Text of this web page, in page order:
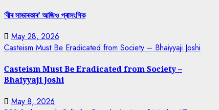
‘বীৰ সাভাৰকাৰ’ আজিও প্ৰাসংগিক
May 28, 2026
Casteism Must Be Eradicated from Society – Bhaiyyaji Joshi
Casteism Must Be Eradicated from Society –
Bhaiyyaji Joshi
May 8, 2026